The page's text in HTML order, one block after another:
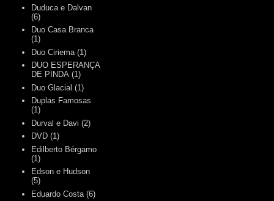
Duduca e Dalvan
(6)
Duo Casa Branca
(1)
Duo Ciriema (1)
DUO ESPERANÇA
DE PINDA (1)
Duo Glacial (1)
Duplas Famosas
(1)
Durval e Davi (2)
DVD (1)
Edilberto Bérgamo
(1)
Edson e Hudson
(5)
Eduardo Costa (6)